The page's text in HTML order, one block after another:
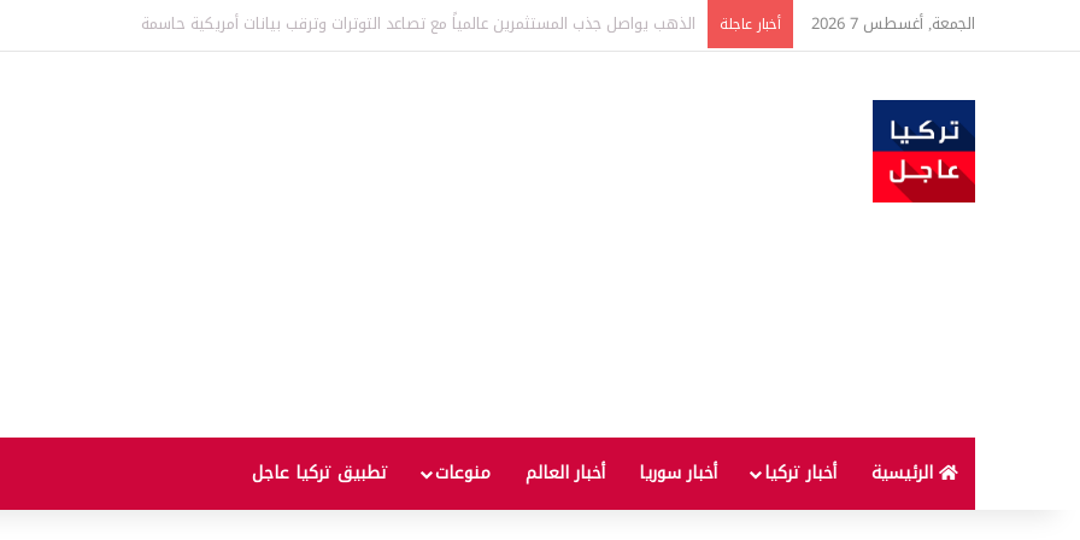
الجمعة, أغسطس 7 2026 أخبار عاجلة ارتفاع أسعار الغذاء العالمية إلى أعلى مستوى منذ ثلاث سنوات يثير مخاوف من موجة غلاء جديدة
الرئيسية أخبار تركيا أخبار سوريا أخبار العالم منوعات تطبيق تركيا عاجل